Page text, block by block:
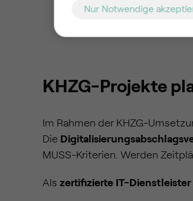
KHZG-Projekte
Im Rahmen der KHZG-
Die
MUSS-Kriterien. Werden
Als zertifizierte IT-Dienstleister
Nur Notwendige